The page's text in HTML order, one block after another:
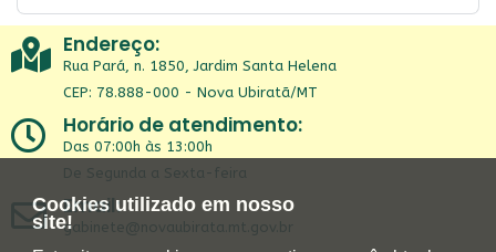
Cookies utilizado em nosso
site!
Endereço:
Rua Pará, n. 1850, Jardim Santa Helena
CEP: 78.888-000 - Nova Ubiratã/MT
Horário de atendimento:
Das 07:00h às 13:00h
De Segunda a Sexta-feira
Email:
gabinete@novaubirata.mt.gov.br